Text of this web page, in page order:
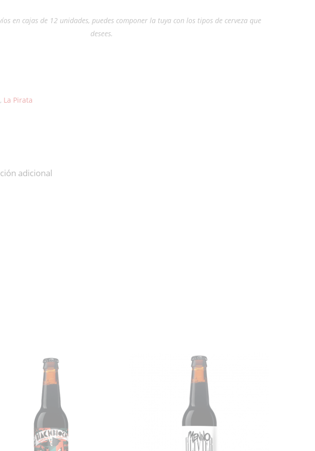
en cajas de 12 unidades, puedes componer la tuya con los tipos de cerveza que
desees.
, La Pirata
adicional